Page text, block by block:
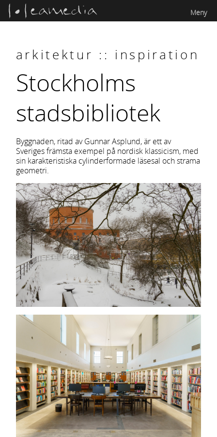
Meny
arkitektur :: inspiration
Stockholms
stadsbibliotek
Byggnaden, ritad av Gunnar Asplund, är ett av
Sveriges främsta exempel på nordisk klassicism, med
sin karakteristiska cylinderformade läsesal och strama
geometri.